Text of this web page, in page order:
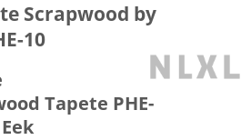
Scrapwood by
10
Tapete PHE-